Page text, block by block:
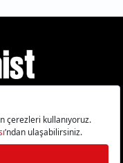
Çerezleri Sıfırla
İletişim